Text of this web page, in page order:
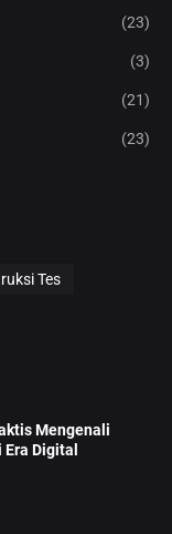
(23)
(3)
(21)
(23)
Tes
Mengenali
Digital